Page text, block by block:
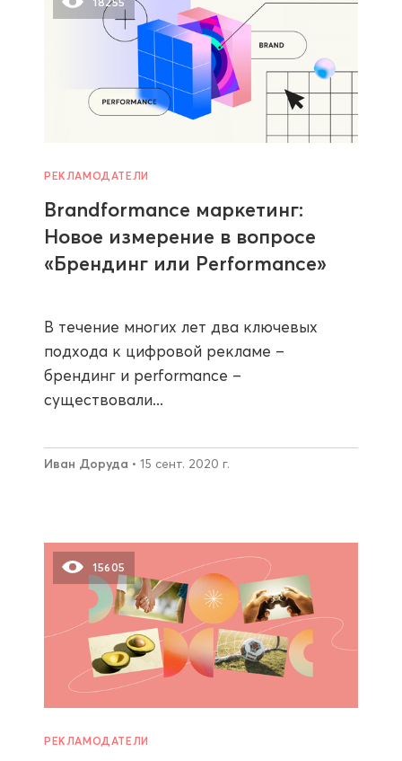
РЕКЛАМОДАТЕЛИ
Brandformance маркетинг:
Новое измерение в вопросе
«Брендинг или Performance»
В течение многих лет два ключевых
подхода к цифровой рекламе –
брендинг и performance –
существовали...
Иван Доруда • 15 сент. 2020 г.
15605
РЕКЛАМОДАТЕЛИ